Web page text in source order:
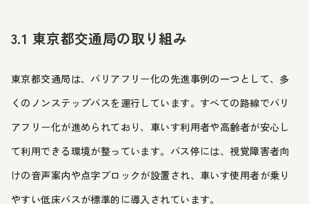
3.1 東京都交通局の取り組み
東京都交通局は、バリアフリー化の先進事例の一つとして、多
くのノンステップバスを運行しています。すべての路線でバリ
アフリー化が進められており、車いす利用者や高齢者が安心し
て利用できる環境が整っています。バス停には、視覚障害者向
けの音声案内や点字ブロックが設置され、車いす使用者が乗り
やすい低床バスが標準的に導入されています。